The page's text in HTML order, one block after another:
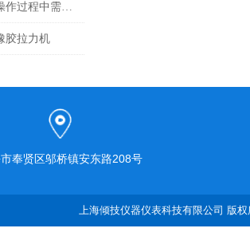
万能材料试验机的操作过程中需要注意哪些安全事项？
胶拉力机
市奉贤区邬桥镇安东路208号
上海倾技仪器仪表科技有限公司 版